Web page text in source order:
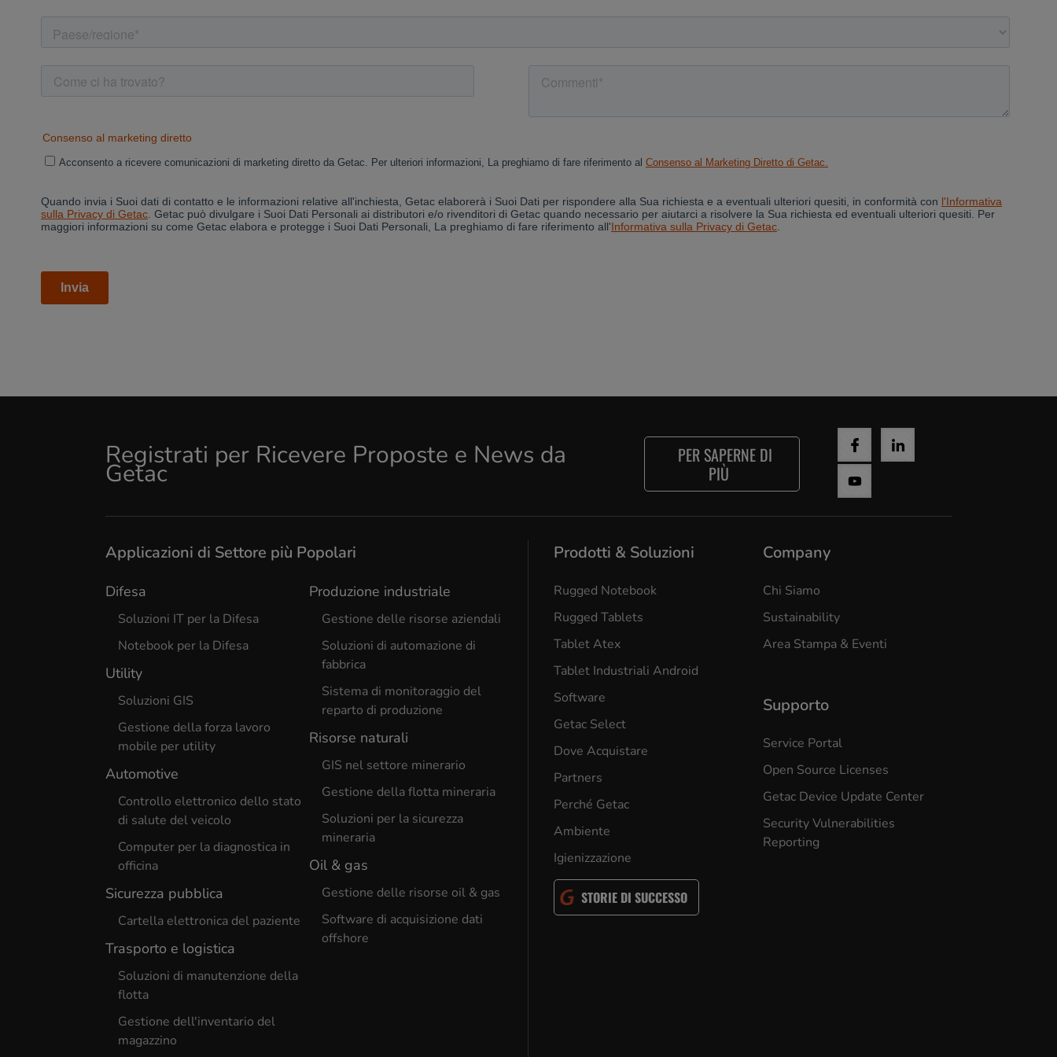
Registrati per Ricevere Proposte e News da
Getac
PER SAPERNE DI
PIÙ
Applicazioni di Settore più Popolari
Difesa
Soluzioni IT per la Difesa
Notebook per la Difesa
Utility
Soluzioni GIS
Gestione della forza lavoro
mobile per utility
Automotive
Controllo elettronico dello stato
di salute del veicolo
Computer per la diagnostica in
officina
Sicurezza pubblica
Cartella elettronica del paziente
Trasporto e logistica
Soluzioni di manutenzione della
flotta
Gestione dell'inventario del
magazzino
Produzione industriale
Gestione delle risorse aziendali
Soluzioni di automazione di
fabbrica
Sistema di monitoraggio del
reparto di produzione
Risorse naturali
GIS nel settore minerario
Gestione della flotta mineraria
Soluzioni per la sicurezza
mineraria
Oil & gas
Gestione delle risorse oil & gas
Software di acquisizione dati
offshore
Prodotti & Soluzioni
Rugged Notebook
Rugged Tablets
Tablet Atex
Tablet Industriali Android
Software
Getac Select
Dove Acquistare
Partners
Perché Getac
Ambiente
Igienizzazione
STORIE DI SUCCESSO
Company
Chi Siamo
Sustainability
Area Stampa & Eventi
Supporto
Service Portal
Open Source Licenses
Getac Device Update Center
Security Vulnerabilities
Reporting